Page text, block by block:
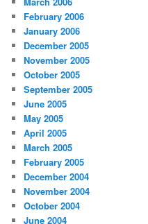
February 2006
January 2006
December 2005
November 2005
October 2005
September 2005
June 2005
May 2005
April 2005
March 2005
February 2005
December 2004
November 2004
October 2004
June 2004